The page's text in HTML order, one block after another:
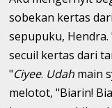
sobekan kertas
sepupuku,
secuil kertas dari
"Ciyee. Udah main
melotot, "Biarin!